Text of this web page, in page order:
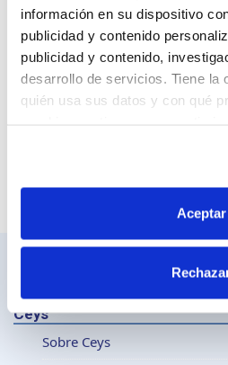
información en su dispositivo
publicidad y contenido
publicidad y contenido,
desarrollo de servicios. Tiene la
quién usa sus datos y con qué
Si lo permite, también
Identificar su dispositivo
para buscar características
digitales)
Aceptar
Sitio web
Ceys
Sobre Ceys